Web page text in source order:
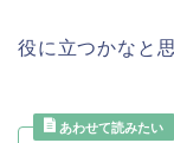
役に立つかなと